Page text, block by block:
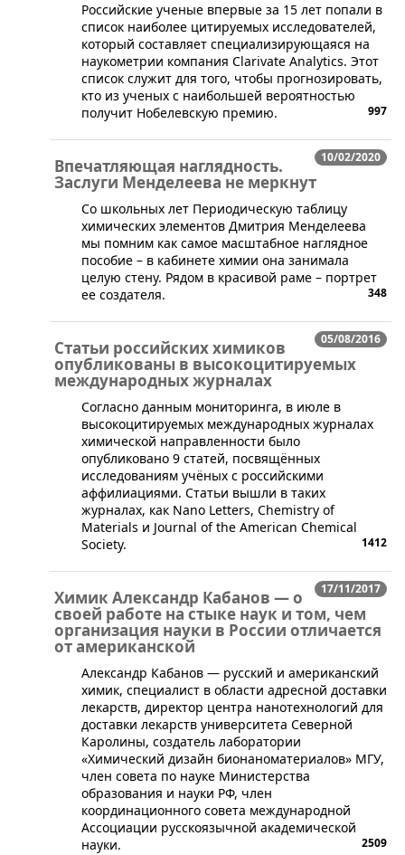
Российские ученые впервые за 15 лет попали в
список наиболее цитируемых исследователей,
который составляет специализирующаяся на
наукометрии компания Clarivate Analytics. Этот
список служит для того, чтобы прогнозировать,
кто из ученых с наибольшей вероятностью
получит Нобелевскую премию.
997
10/02/2020
Впечатляющая наглядность.
Заслуги Менделеева не меркнут
​Со школьных лет Периодическую таблицу
химических элементов Дмитрия Менделеева
мы помним как самое масштабное наглядное
пособие – в кабинете химии она занимала
целую стену. Рядом в красивой раме – портрет
ее создателя.
348
05/08/2016
Статьи российских химиков
опубликованы в высокоцитируемых
международных журналах
​Согласно данным мониторинга, в июле в
высокоцитируемых международных журналах
химической направленности было
опубликовано 9 статей, посвящённых
исследованиям учёных с российскими
аффилиациями. Статьи вышли в таких
журналах, как Nano Letters, Chemistry of
Materials и Journal of the American Chemical
Society.
1412
17/11/2017
Химик Александр Кабанов — о
своей работе на стыке наук и том, чем
организация науки в России отличается
от американской
​Александр Кабанов — русский и американский
химик, специалист в области адресной доставки
лекарств, директор центра нанотехнологий для
доставки лекарств университета Северной
Каролины, создатель лаборатории
«Химический дизайн бионаноматериалов» МГУ,
член совета по науке Министерства
образования и науки РФ, член
координационного совета международной
Ассоциации русскоязычной академической
науки.
2509